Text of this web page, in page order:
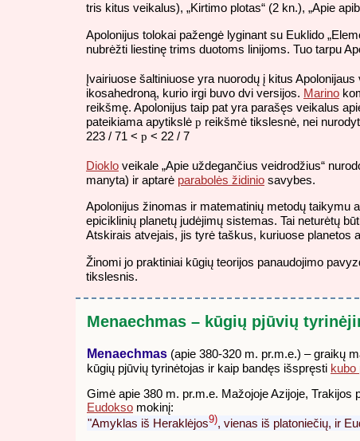
tris kitus veikalus), „Kirtimo plotas“ (2 kn.), „Apie
Apolonijus tolokai pažengė lyginant su Euklido
nubrėžti liestinę trims duotoms linijoms. Tuo tarpu
Įvairiuose šaltiniuose yra nuorodų į kitus
ikosahedroną, kurio irgi buvo dvi versijos. Marino
reikšmę. Apolonijus taip pat yra parašęs veikalus
pateikiama apytikslė p reikšmė tikslesnė, nei
223 / 71 < p < 22 / 7
Dioklo veikale „Apie uždegančius veidrodžius“
manyta) ir aptarė parabolės židinio savybes.
Apolonijus žinomas ir matematinių metodų taikymu
epiciklinių planetų judėjimų sistemas. Tai neturėtų
Atskirais atvejais, jis tyrė taškus, kuriuose planetos
Žinomi jo praktiniai kūgių teorijos panaudojimo
tikslesnis.
Menaechmas – kūgių pjūvių
Menaechmas (apie 380-320 m. pr.m.e.) – graikų
kūgių pjūvių tyrinėtojas ir kaip bandęs išspręsti kubo
Gimė apie 380 m. pr.m.e. Mažojoje Azijoje,
Eudokso mokinį:
"Amyklas iš Heraklėjos9), vienas iš platoniečių, ir